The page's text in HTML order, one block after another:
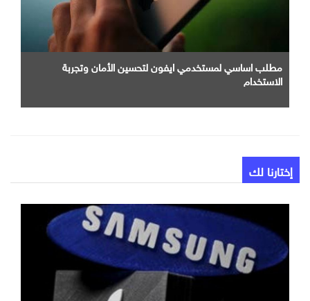
مطلب اساسي لمستخدمي ايفون لتحسين الأمان وتجربة
الاستخدام
إختارنا لك